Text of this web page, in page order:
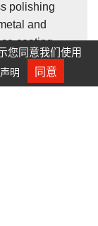
polishing
and
coating
您同意我们使用
明 同意